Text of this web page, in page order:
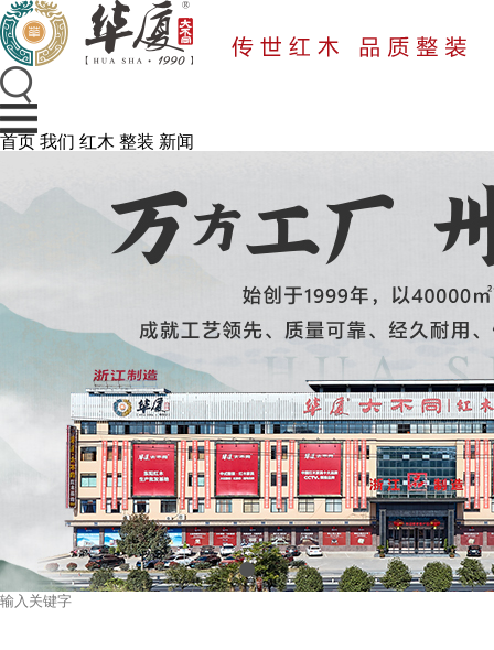
首页 我们 红木 整装 新闻